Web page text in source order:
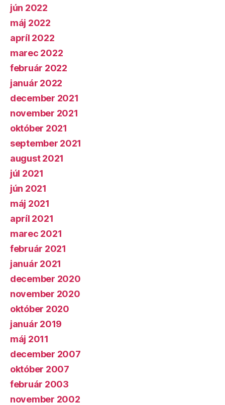
jún 2022
máj 2022
apríl 2022
marec 2022
február 2022
január 2022
december 2021
november 2021
október 2021
september 2021
august 2021
júl 2021
jún 2021
máj 2021
apríl 2021
marec 2021
február 2021
január 2021
december 2020
november 2020
október 2020
január 2019
máj 2011
december 2007
október 2007
február 2003
november 2002